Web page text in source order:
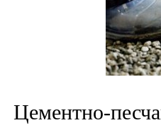
Цементно-